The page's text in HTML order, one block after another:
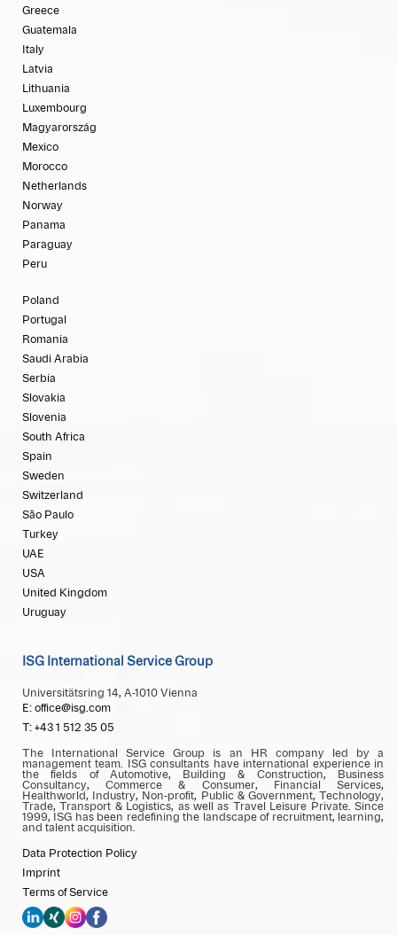
Greece
Guatemala
Italy
Latvia
Lithuania
Luxembourg
Magyarország
Mexico
Morocco
Netherlands
Norway
Panama
Paraguay
Peru
Poland
Portugal
Romania
Saudi Arabia
Serbia
Slovakia
Slovenia
South Africa
Spain
Sweden
Switzerland
São Paulo
Turkey
UAE
USA
United Kingdom
Uruguay
ISG International Service Group
Universitätsring 14, A-1010 Vienna
E: office@isg.com
T: +43 1 512 35 05
The International Service Group is an HR company led by a
management team. ISG consultants have international experience in
the fields of Automotive, Building & Construction, Business
Consultancy, Commerce & Consumer, Financial Services,
Healthworld, Industry, Non-profit, Public & Government, Technology,
Trade, Transport & Logistics, as well as Travel Leisure Private. Since
1999, ISG has been redefining the landscape of recruitment, learning,
and talent acquisition.
Data Protection Policy
Imprint
Terms of Service